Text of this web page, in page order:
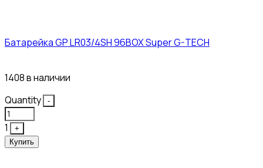
Батарейка GP LR03/4SH 96BOX Super G-TECH
1408 в наличии
Quantity
-
1
+
Купить